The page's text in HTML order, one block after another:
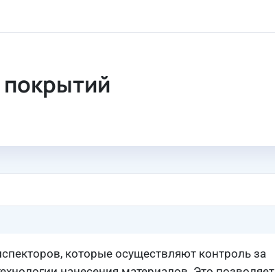
которые осуществляют контроль за